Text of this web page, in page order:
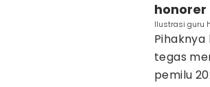
Ilustrasi guru
tegas
pemilu